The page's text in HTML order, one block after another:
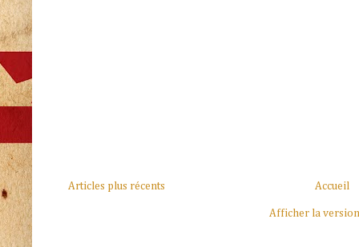
Articles plus récents Accueil
Afficher la